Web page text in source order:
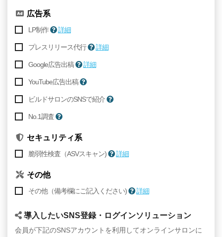
広告系
LP制作 詳細
プレスリリース代行 詳細
Google広告出稿 詳細
YouTube広告出稿
ビルドサロンのSNSで紹介
No.1調査
セキュリティ系
脆弱性検査（ASVスキャン) 詳細
その他
その他（備考欄にご記入ください) 詳細
導入したいSNS登録・ログインソリューション
会員が下記のSNSアカウントを利用してオンラインサロンに